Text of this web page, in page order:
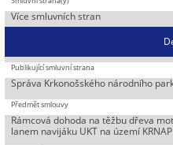
Více smluvních stran
Správa Krkonošského národního
Rámcová dohoda na těžbu dřeva
lanem navijáku UKT na území